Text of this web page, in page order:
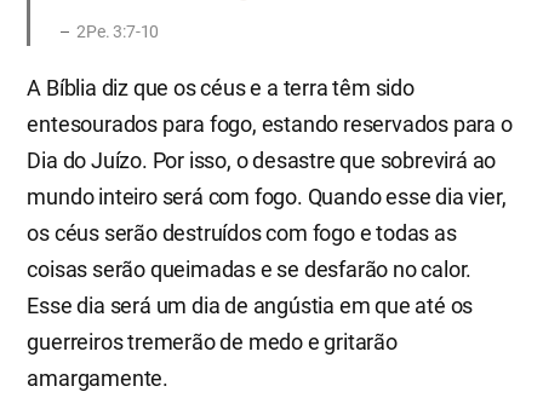
2Pe. 3:7-10
A Bíblia diz que os céus e a terra têm sido
entesourados para fogo, estando reservados para o
Dia do Juízo. Por isso, o desastre que sobrevirá ao
mundo inteiro será com fogo. Quando esse dia vier,
os céus serão destruídos com fogo e todas as
coisas serão queimadas e se desfarão no calor.
Esse dia será um dia de angústia em que até os
guerreiros tremerão de medo e gritarão
amargamente.